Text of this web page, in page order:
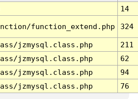
14
function_extend.php 324
jzmysql.class.php
211
jzmysql.class.php
62
jzmysql.class.php
94
jzmysql.class.php 76